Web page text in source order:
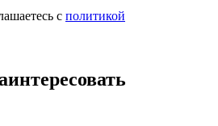
с политикой